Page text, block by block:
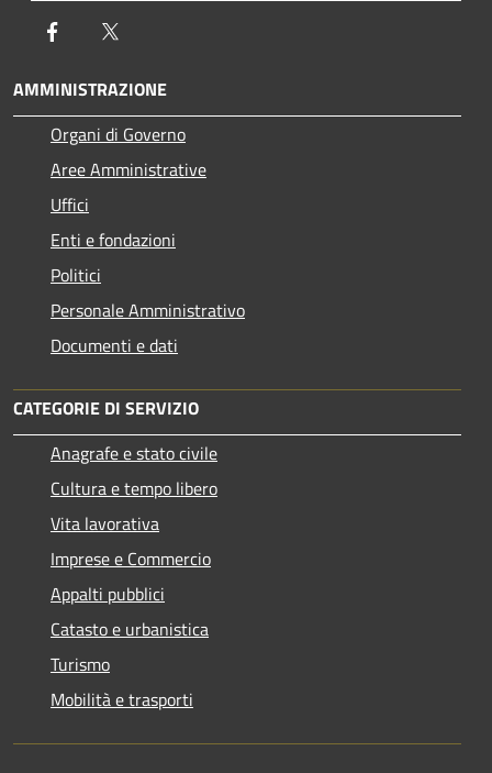
Facebook
AMMINISTRAZIONE
Organi di Governo
Aree Amministrative
Uffici
Enti e fondazioni
Politici
Personale Amministrativo
Documenti e dati
CATEGORIE DI SERVIZIO
Anagrafe e stato civile
Cultura e tempo libero
Vita lavorativa
Imprese e Commercio
Appalti pubblici
Catasto e urbanistica
Turismo
Mobilità e trasporti